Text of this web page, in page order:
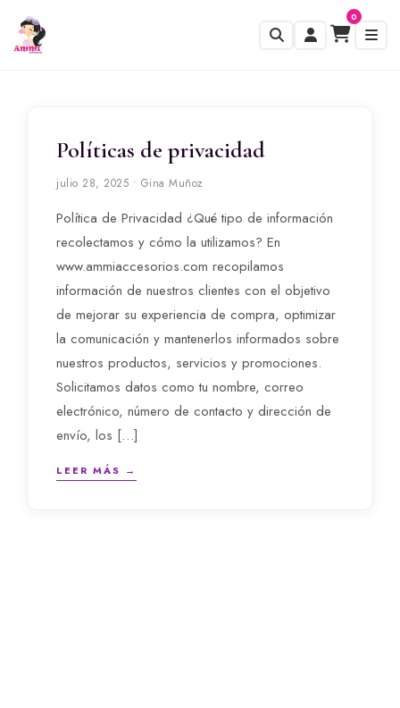
0
Políticas de privacidad
julio 28, 2025 • Gina Muñoz
Política de Privacidad ¿Qué tipo de información
recolectamos y cómo la utilizamos? En
www.ammiaccesorios.com recopilamos
información de nuestros clientes con el objetivo
de mejorar su experiencia de compra, optimizar
la comunicación y mantenerlos informados sobre
nuestros productos, servicios y promociones.
Solicitamos datos como tu nombre, correo
electrónico, número de contacto y dirección de
envío, los […]
LEER MÁS →